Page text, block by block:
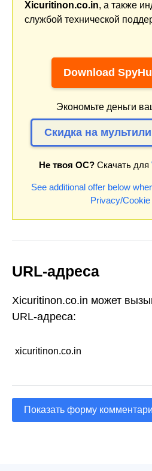
Xicuritinon.co.in, а также
службой технической
Download
Экономьте деньги
Скидка на
Не твоя ОС?Скачать для
See additional offer below
Privacy/Cookie
URL-адреса
Xicuritinon.co.in может
URL-адреса:
xicuritinon.co.in
Показать форму